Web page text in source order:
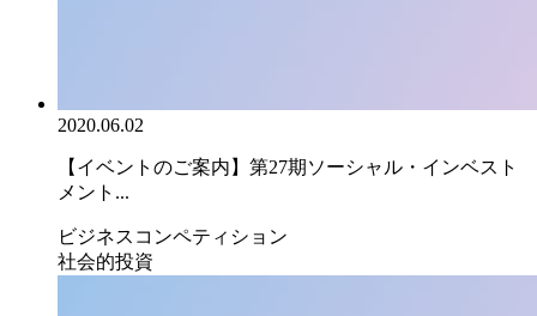
2020.06.02
【イベントのご案内】第27期ソーシャル・インベスト
メント...
ビジネスコンペティション
社会的投資